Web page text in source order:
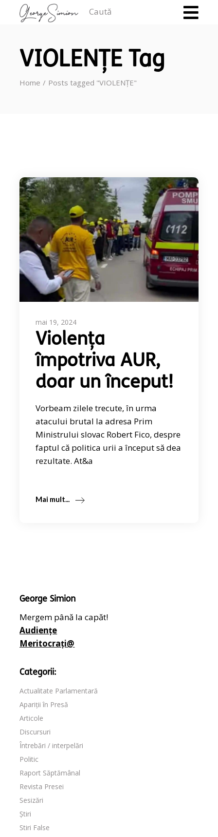
VIOLENȚE Tag
Home Posts tagged "VIOLENȚE"
mai 19, 2024
Violența
împotriva AUR,
doar un început!
Vorbeam zilele trecute, în urma
atacului brutal la adresa Prim
Ministrului slovac Robert Fico, despre
faptul că politica urii a început să dea
rezultate. At&a
Mai mult...
George Simion
Mergem până la capăt!
Audiențe
Meritocrați@
Categorii:
Actualitate Parlamentară
Apariții în Presă
Articole
Discursuri
Întrebări / interpelări
Politic
Raport Săptămânal
Revista Presei
Sesizări
Știri
Stiri False